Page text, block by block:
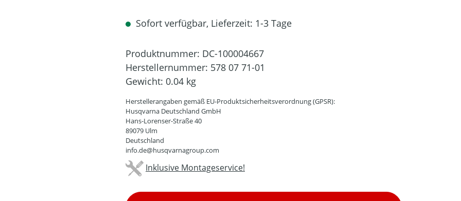
Sofort verfügbar, Lieferzeit: 1-3 Tage
Produktnummer: DC-100004667
Herstellernummer: 578 07 71-01
Gewicht: 0.04 kg
Herstellerangaben gemäß EU-Produktsicherheitsverordnung (GPSR):
Husqvarna Deutschland GmbH
Hans-Lorenser-Straße 40
89079 Ulm
Deutschland
info.de@husqvarnagroup.com
Inklusive Montageservice!